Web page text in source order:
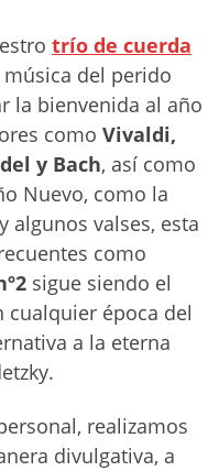
trío de cuerda
del perido
la bienvenida al año
como Vivaldi,
y Bach, así como
Nuevo, como la
y algunos valses, esta
como
sigue siendo el
cualquier época del
a la eterna
realizamos
divulgativa, a